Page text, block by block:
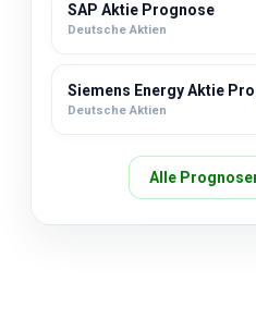
SAP Aktie Prognose
Deutsche Aktien
Siemens Energy Aktie
Deutsche Aktien
Alle